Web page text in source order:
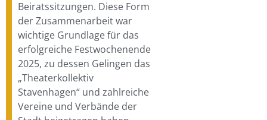
Beiratssitzungen. Diese Form
der Zusammenarbeit war
wichtige Grundlage für das
erfolgreiche Festwochenende
2025, zu dessen Gelingen das
„Theaterkollektiv
Stavenhagen“ und zahlreiche
Vereine und Verbände der